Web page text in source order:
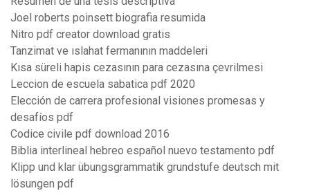
Joel roberts poinsett biografia resumida
Nitro pdf creator download gratis
Tanzimat ve ıslahat fermanının maddeleri
Kısa süreli hapis cezasının para cezasına çevrilmesi
Leccion de escuela sabatica pdf 2020
Elección de carrera profesional visiones promesas y
desafíos pdf
Codice civile pdf download 2016
Biblia interlineal hebreo español nuevo testamento pdf
Klipp und klar übungsgrammatik grundstufe deutsch mit
lösungen pdf